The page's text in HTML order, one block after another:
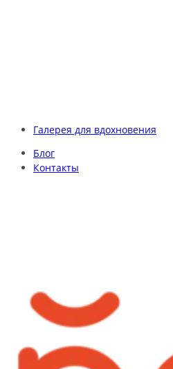
Галерея для вдохновения
Блог
Контакты